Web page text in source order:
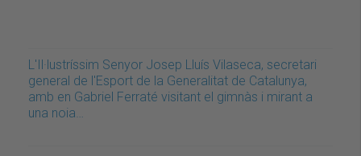
L'Il·lustríssim Senyor Josep Lluís Vilaseca, secretari
general de l'Esport de la Generalitat de Catalunya,
amb en Gabriel Ferraté visitant el gimnàs i mirant a
una noia…